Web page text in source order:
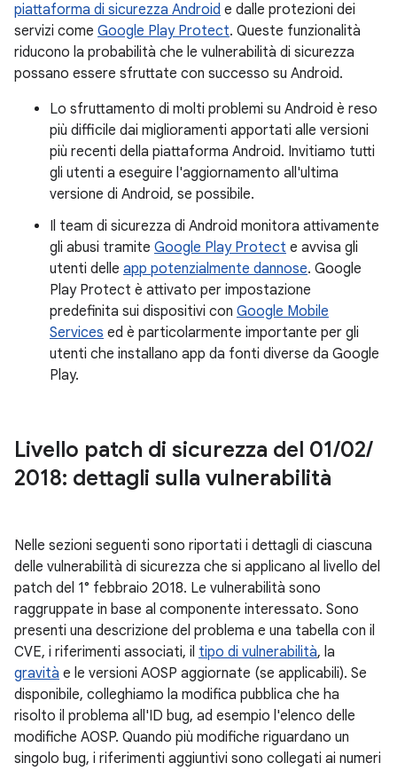
piattaforma di sicurezza Android e dalle protezioni dei
servizi come Google Play Protect. Queste funzionalità
riducono la probabilità che le vulnerabilità di sicurezza
possano essere sfruttate con successo su Android.
Lo sfruttamento di molti problemi su Android è reso
più difficile dai miglioramenti apportati alle versioni
più recenti della piattaforma Android. Invitiamo tutti
gli utenti a eseguire l'aggiornamento all'ultima
versione di Android, se possibile.
Il team di sicurezza di Android monitora attivamente
gli abusi tramite Google Play Protect e avvisa gli
utenti delle app potenzialmente dannose. Google
Play Protect è attivato per impostazione
predefinita sui dispositivi con Google Mobile
Services ed è particolarmente importante per gli
utenti che installano app da fonti diverse da Google
Play.
Livello patch di sicurezza del 01/02/
2018: dettagli sulla vulnerabilità
Nelle sezioni seguenti sono riportati i dettagli di ciascuna
delle vulnerabilità di sicurezza che si applicano al livello del
patch del 1° febbraio 2018. Le vulnerabilità sono
raggruppate in base al componente interessato. Sono
presenti una descrizione del problema e una tabella con il
CVE, i riferimenti associati, il tipo di vulnerabilità, la
gravità e le versioni AOSP aggiornate (se applicabili). Se
disponibile, colleghiamo la modifica pubblica che ha
risolto il problema all'ID bug, ad esempio l'elenco delle
modifiche AOSP. Quando più modifiche riguardano un
singolo bug, i riferimenti aggiuntivi sono collegati ai numeri